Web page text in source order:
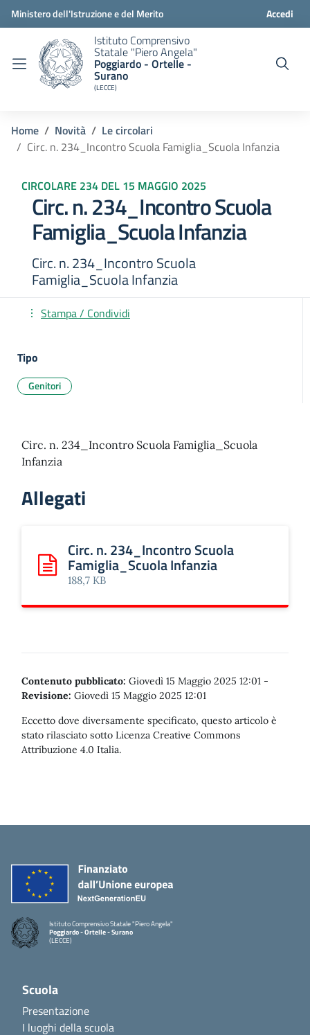
Ministero dell'Istruzione e del Merito Accedi
Istituto Comprensivo
Statale "Piero Angela"
Poggiardo - Ortelle -
Surano
(LECCE)
Home Novità
Le circolari
Circ. n. 234_Incontro Scuola Famiglia_Scuola Infanzia
CIRCOLARE 234 DEL 15 MAGGIO 2025
Circ. n. 234_Incontro Scuola
Famiglia_Scuola Infanzia
Circ. n. 234_Incontro Scuola
Famiglia_Scuola Infanzia
Stampa / Condividi
Tipo
Genitori
Circ. n. 234_Incontro Scuola Famiglia_Scuola
Infanzia
Allegati
Scarica: Circ. n. 234_Incontro Scuola Famiglia_Scuola
Circ. n. 234_Incontro Scuola
Famiglia_Scuola Infanzia
188,7 KB
Contenuto pubblicato: Giovedì 15 Maggio 2025 12:01 -
Revisione: Giovedì 15 Maggio 2025 12:01
Eccetto dove diversamente specificato, questo articolo è
stato rilasciato sotto Licenza Creative Commons
Attribuzione 4.0 Italia.
Istituto Comprensivo Statale "Piero Angela"
Poggiardo - Ortelle - Surano
(LECCE)
Scuola
Presentazione
I luoghi della scuola